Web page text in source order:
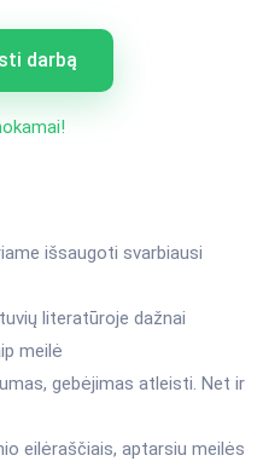
darbą
išsaugoti svarbiausi
literatūroje dažnai
meilė
gebėjimas atleisti. Net ir
eilėraščiais, aptarsiu meilės